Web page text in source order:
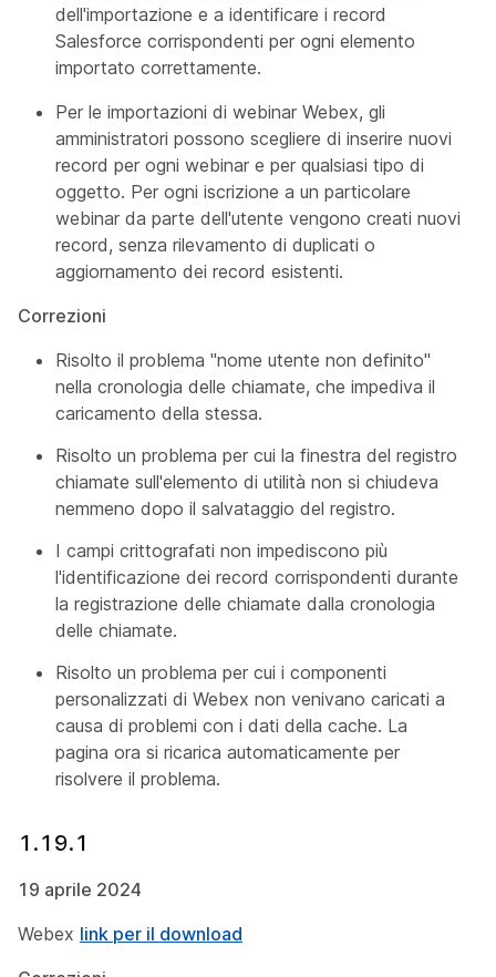
dell'importazione e a identificare i record
Salesforce corrispondenti per ogni elemento
importato correttamente.
Per le importazioni di webinar Webex, gli
amministratori possono scegliere di inserire nuovi
record per ogni webinar e per qualsiasi tipo di
oggetto. Per ogni iscrizione a un particolare
webinar da parte dell'utente vengono creati nuovi
record, senza rilevamento di duplicati o
aggiornamento dei record esistenti.
Correzioni
Risolto il problema "nome utente non definito"
nella cronologia delle chiamate, che impediva il
caricamento della stessa.
Risolto un problema per cui la finestra del registro
chiamate sull'elemento di utilità non si chiudeva
nemmeno dopo il salvataggio del registro.
I campi crittografati non impediscono più
l'identificazione dei record corrispondenti durante
la registrazione delle chiamate dalla cronologia
delle chiamate.
Risolto un problema per cui i componenti
personalizzati di Webex non venivano caricati a
causa di problemi con i dati della cache. La
pagina ora si ricarica automaticamente per
risolvere il problema.
1.19.1
19 aprile 2024
Webex link per il download